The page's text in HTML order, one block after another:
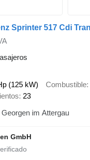
(125 kW) Combustible
23
im Attergau
GmbH